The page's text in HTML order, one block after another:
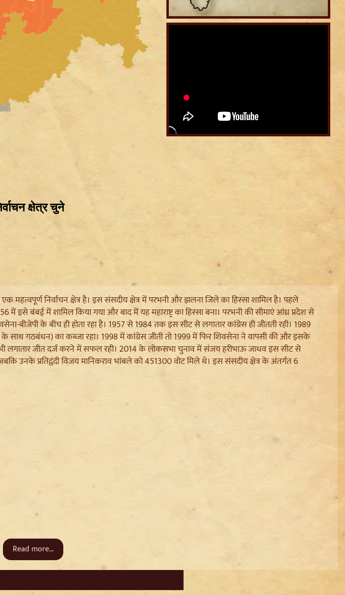
महत्वपूर्ण निर्वाचन क्षेत्र है। इस संसदीय क्षेत्र में परभनी और झलना जिले का हिस्सा शामिल है। पहले
में इसे बंबई में शामिल किया गया और बाद में यह महाराष्ट्र का हिस्सा बना। परभनी की सीमाएं आंध्र प्रदेश से
बीजेपी के बीच ही होता रहा है। 1957 से 1984 तक इस सीट से लगातार कांग्रेस ही जीतती रही। 1989
साथ गठबंधन) का कब्जा रहा। 1998 में कांग्रेस जीती तो 1999 में फिर शिवसेना ने वापसी की और इसके
लगातार जीत दर्ज करने में सफल रही। 2014 के लोकसभा चुनाव में संजय हरीभाऊ जाधव इस सीट से
उनके प्रतिद्वंदी विजय मानिकराव भांबले को 451300 वोट मिले थे। इस संसदीय क्षेत्र के अंतर्गत 6
Read more...